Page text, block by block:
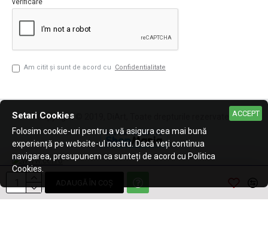
ADAUGĂ ÎN COŞ
verificare
Am citit şi sunt de acord cu Confidentialitate
Copyright © 2019, DiArt, Toate drepturile rezervate. ACCEPT
Setari Cookies
Folosim cookie-uri pentru a vă asigura cea mai bună
experiență pe website-ul nostru. Dacă veți continua
navigarea, presupunem ca sunteți de acord cu Politica
Cookies.